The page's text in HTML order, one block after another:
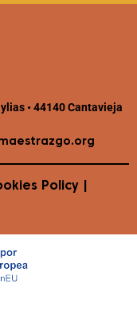
• 44140 Cantavieja
Policy